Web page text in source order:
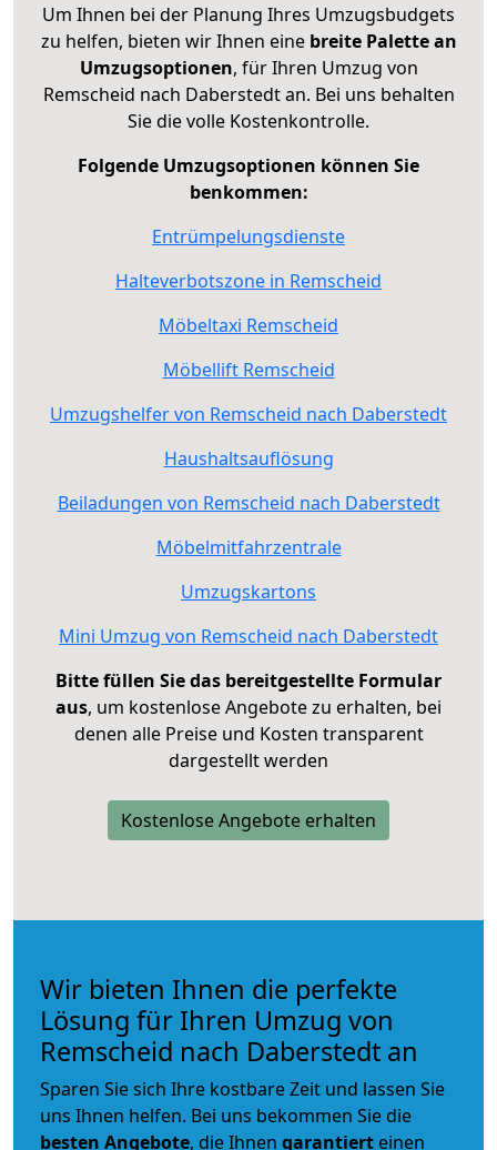
Um Ihnen bei der Planung Ihres Umzugsbudgets
zu helfen, bieten wir Ihnen eine breite Palette an
Umzugsoptionen, für Ihren Umzug von
Remscheid nach Daberstedt an. Bei uns behalten
Sie die volle Kostenkontrolle.
Folgende Umzugsoptionen können Sie
benkommen:
Entrümpelungsdienste
Halteverbotszone in Remscheid
Möbeltaxi Remscheid
Möbellift Remscheid
Umzugshelfer von Remscheid nach Daberstedt
Haushaltsauflösung
Beiladungen von Remscheid nach Daberstedt
Möbelmitfahrzentrale
Umzugskartons
Mini Umzug von Remscheid nach Daberstedt
Bitte füllen Sie das bereitgestellte Formular
aus, um kostenlose Angebote zu erhalten, bei
denen alle Preise und Kosten transparent
dargestellt werden
Kostenlose Angebote erhalten
Wir bieten Ihnen die perfekte
Lösung für Ihren Umzug von
Remscheid nach Daberstedt an
Sparen Sie sich Ihre kostbare Zeit und lassen Sie
uns Ihnen helfen. Bei uns bekommen Sie die
besten Angebote, die Ihnen garantiert einen